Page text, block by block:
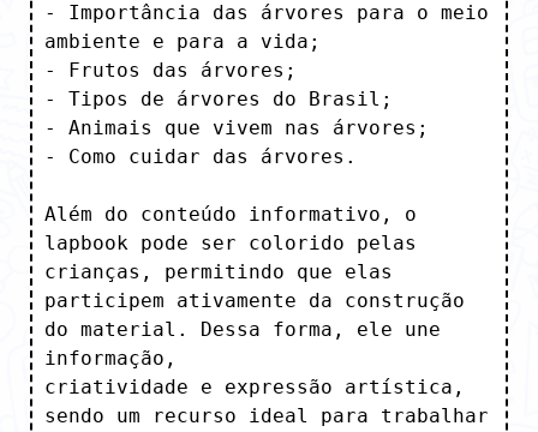
- Importância das árvores para o meio
ambiente e para a vida;
- Frutos das árvores;
- Tipos de árvores do Brasil;
- Animais que vivem nas árvores;
- Como cuidar das árvores.
Além do conteúdo informativo, o
lapbook pode ser colorido pelas
crianças, permitindo que elas
participem ativamente da construção
do material. Dessa forma, ele une
informação,
criatividade e expressão artística,
sendo um recurso ideal para trabalhar